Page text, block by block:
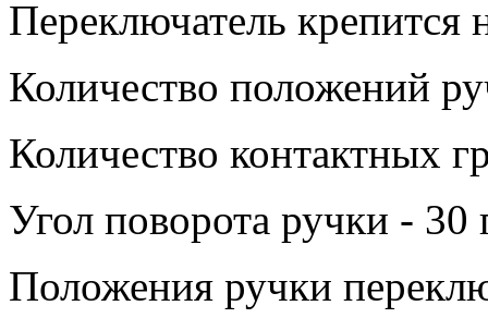
Переключатель
Количество положений
Количество контактных
Угол поворота ручки - 30
Положения ручки